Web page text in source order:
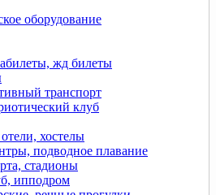
оборудование
жд билеты
транспорт
клуб
хостелы
подводное плавание
стадионы
ипподром